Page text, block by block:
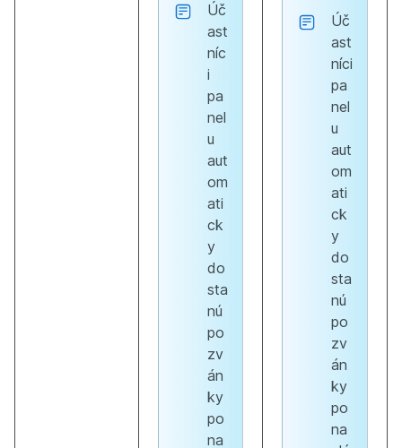
Úč
ast
níc
i
pa
nel
u
aut
om
ati
ck
y
do
sta
nú
po
zv
án
ky
po
na
Úč
ast
níci
pa
nel
u
aut
om
ati
ck
y
do
sta
nú
po
zv
án
ky
po
na